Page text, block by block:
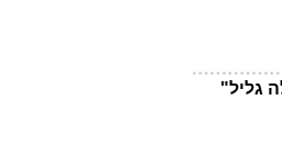
גליל"